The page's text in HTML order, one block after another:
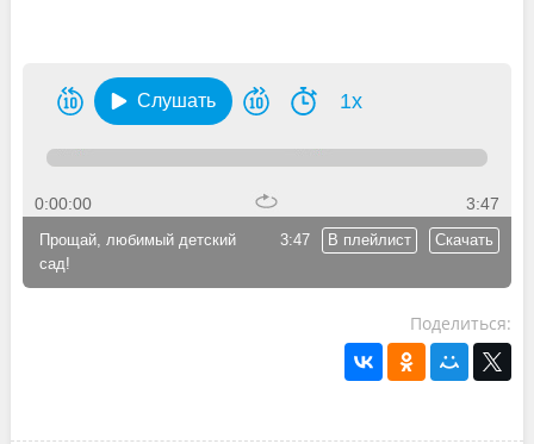
Слушать 1x
0:00:00 3:47
3:47 В плейлист Скачать
Прощай, любимый детский
сад!
Поделиться: